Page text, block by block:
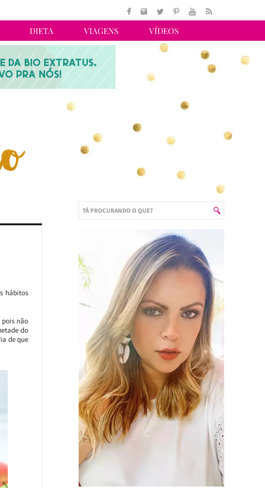
DIETA VIAGENS VÍDEOS
hábitos
pois não
do
de que